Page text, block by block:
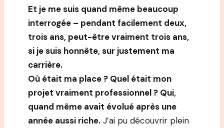
Et je me suis quand même beaucoup
interrogée – pendant facilement deux,
trois ans, peut-être vraiment trois ans,
si je suis honnête, sur justement ma
carrière.
Où était ma place ? Quel était mon
projet vraiment professionnel ? Qui,
quand même avait évolué après une
année aussi riche. J’ai pu découvrir plein